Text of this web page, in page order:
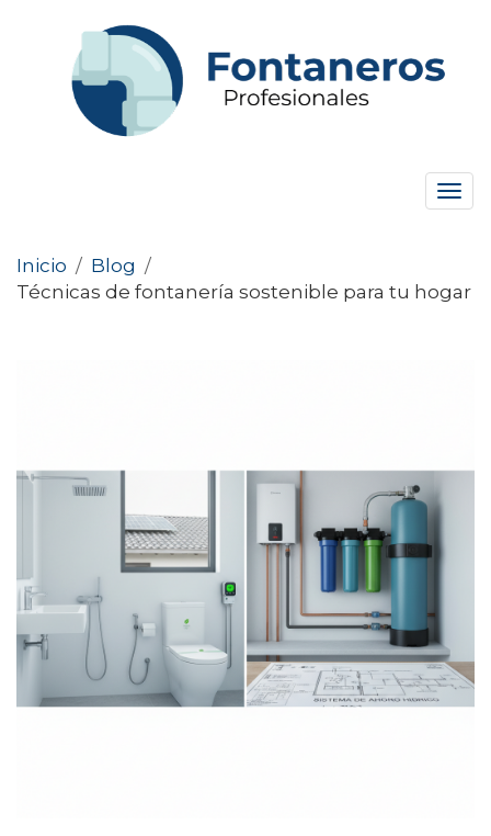
Inicio / Blog /
Técnicas de fontanería sostenible para tu hogar